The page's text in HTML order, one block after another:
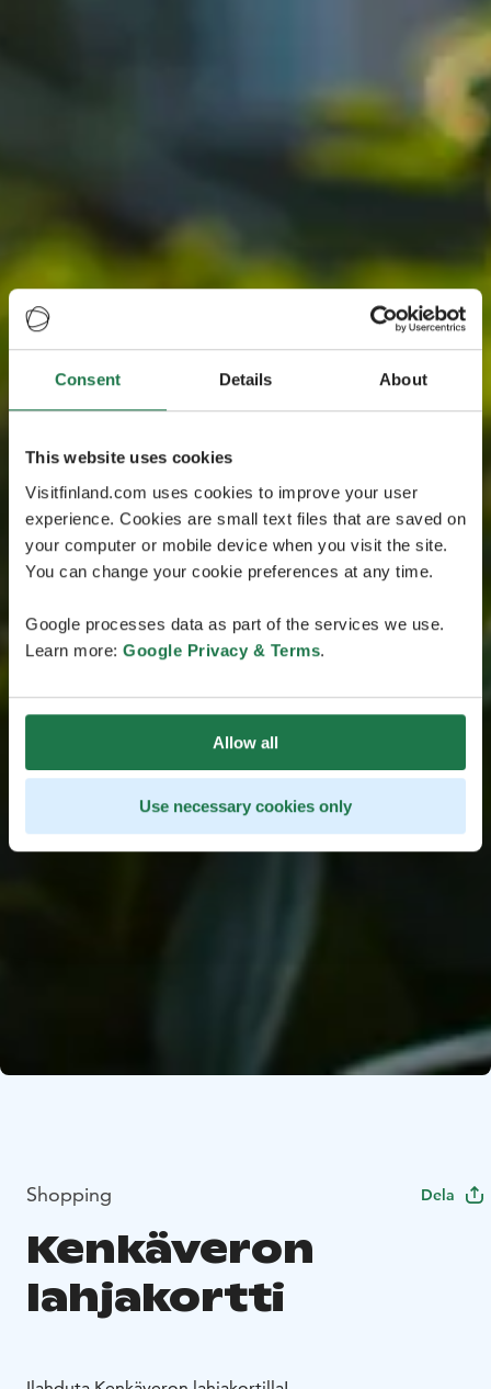
Consent Details About
This website uses cookies
Visitfinland.com uses cookies to improve your user
experience. Cookies are small text files that are saved on
your computer or mobile device when you visit the site.
You can change your cookie preferences at any time.
Google processes data as part of the services we use.
Learn more: Google Privacy & Terms.
Allow all
Use necessary cookies only
Shopping Dela
Kenkäveron
lahjakortti